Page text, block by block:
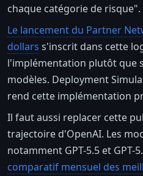
chaque catégorie de risque".
Le lancement du Partner
dollars s'inscrit dans cette
l'implémentation plutôt que
modèles. Deployment
rend cette implémentation
Il faut aussi replacer cette
trajectoire d'OpenAI. Les
notamment GPT-5.5 et GPT-
comparatif mensuel des